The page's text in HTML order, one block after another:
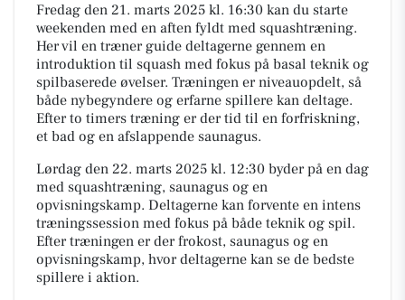
Fredag den 21. marts 2025 kl. 16:30 kan du starte
weekenden med en aften fyldt med squashtræning.
Her vil en træner guide deltagerne gennem en
introduktion til squash med fokus på basal teknik og
spilbaserede øvelser. Træningen er niveauopdelt, så
både nybegyndere og erfarne spillere kan deltage.
Efter to timers træning er der tid til en forfriskning,
et bad og en afslappende saunagus.
Lørdag den 22. marts 2025 kl. 12:30 byder på en dag
med squashtræning, saunagus og en
opvisningskamp. Deltagerne kan forvente en intens
træningssession med fokus på både teknik og spil.
Efter træningen er der frokost, saunagus og en
opvisningskamp, hvor deltagerne kan se de bedste
spillere i aktion.